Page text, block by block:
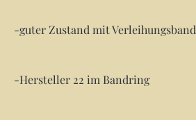
-guter Zustand mit Verleihungsband
-Hersteller 22 im Bandring